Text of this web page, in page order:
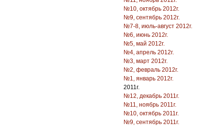
№10, октябрь 2012г.
№9, сентябрь 2012г.
№7-8, июль-август 2012г.
№6, июнь 2012г.
№5, май 2012г.
№4, апрель 2012г.
№3, март 2012г.
№2, февраль 2012г.
№1, январь 2012г.
2011г.
№12, декабрь 2011г.
№11, ноябрь 2011г.
№10, октябрь 2011г.
№9, сентябрь 2011г.